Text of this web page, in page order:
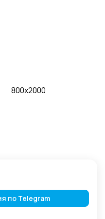
800x2000
по Telegram